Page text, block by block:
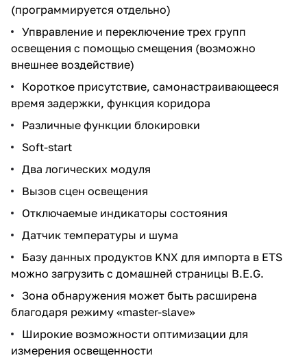
(программируется отдельно)
Упвравление и переключение трех групп
освещения с помощью смещения (возможно
внешнее воздействие)
Короткое присутствие, самонастраивающееся
время задержки, функция коридора
Различные функции блокировки
Soft-start
Два логических модуля
Вызов сцен освещения
Отключаемые индикаторы состояния
Датчик температуры и шума
Базу данных продуктов KNX для импорта в ETS
можно загрузить с домашней страницы B.E.G.
Зона обнаружения может быть расширена
благодаря режиму «master-slave»
Широкие возможности оптимизации для
измерения освещенности